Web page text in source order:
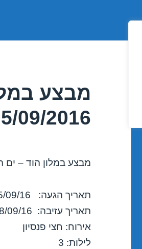
מבצע
09/2016
מבצע במלון הוד – ים
תאריך הגעה: 05/09/16
תאריך עזיבה: 08/09/16
אירוח: חצי פנסיון
לילות: 3